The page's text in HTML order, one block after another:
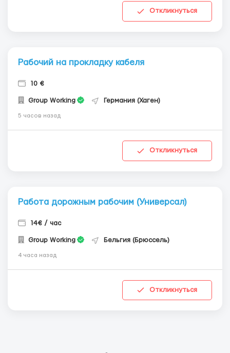
Откликнуться
Рабочий на прокладку кабеля
10 €
Group Working Германия (Хаген)
5 часов назад
Откликнуться
Работа дорожным рабочим (Универсал)
14€ / час
Group Working Бельгия (Брюссель)
4 часа назад
Откликнуться